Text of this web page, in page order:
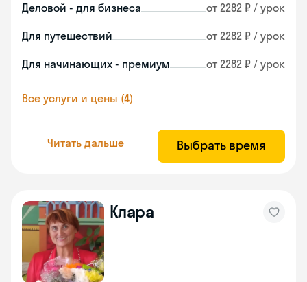
Деловой - для бизнеса от 2282 ₽ / урок
Для путешествий от 2282 ₽ / урок
Для начинающих - премиум от 2282 ₽ / урок
Все услуги и цены (4)
Читать дальше Выбрать время
Клара